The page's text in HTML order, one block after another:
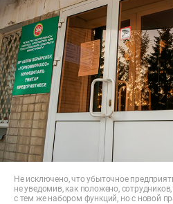
Не исключено, что убыточное
не уведомив, как положено,
с тем же набором функций, но с новой